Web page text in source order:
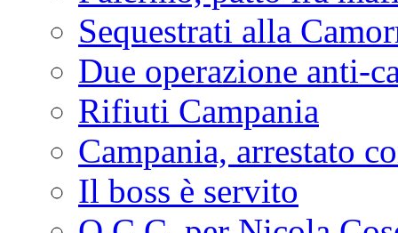
Sequestrati alla
Due operazione anti-
Rifiuti Campania
Campania, arrestato
Il boss è servito